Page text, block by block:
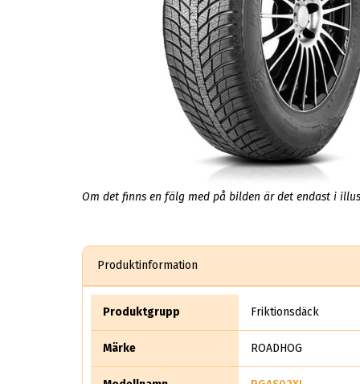
Om det finns en fälg med på bilden är det endast i
Produktinformation
Produktgrupp Friktionsdäck
Märke ROADHOG